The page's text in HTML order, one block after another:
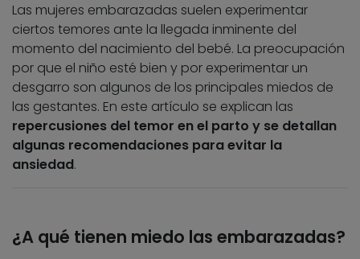
Las mujeres embarazadas suelen experimentar
ciertos temores ante la llegada inminente del
momento del nacimiento del bebé. La preocupación
por que el niño esté bien y por experimentar un
desgarro son algunos de los principales miedos de
las gestantes. En este artículo se explican las
repercusiones del temor en el parto y se detallan
algunas recomendaciones para evitar la
ansiedad.
¿A qué tienen miedo las embarazadas?